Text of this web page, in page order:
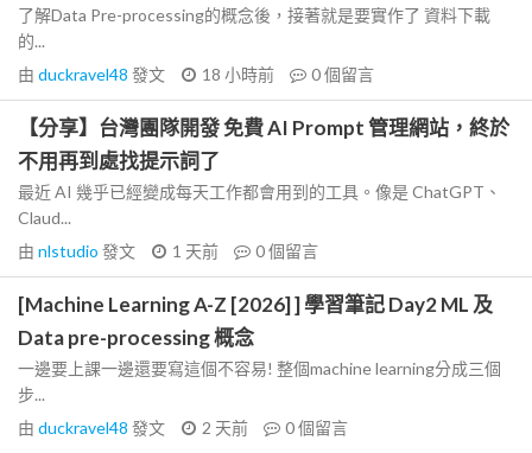
了解Data Pre-processing的概念後，接著就是要實作了 資料下載
的...
由 duckravel48 發文 18 小時前 0個留言
【分享】台灣團隊開發 免費 AI Prompt 管理網站，終於
不用再到處找提示詞了
最近 AI 幾乎已經變成每天工作都會用到的工具。像是 ChatGPT、
Claud...
由 nlstudio 發文 1 天前 0個留言
[Machine Learning A-Z [2026] ] 學習筆記 Day2 ML 及
Data pre-processing 概念
一邊要上課一邊還要寫這個不容易! 整個machine learning分成三個
步...
由 duckravel48 發文 2 天前 0個留言